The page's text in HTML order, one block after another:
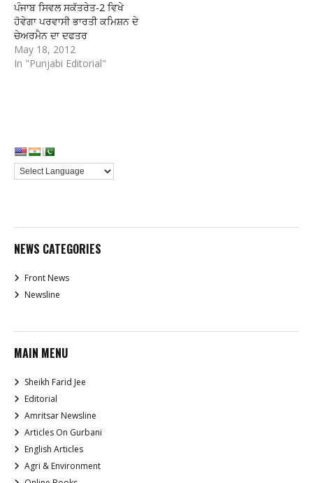
ਪੰਜਾਬ ਸਿਵਲ ਸਕੱਤਰੇਤ-2 ਵਿਖੇ
ਹੋਵੇਗਾ ਪਰਵਾਸੀ ਭਾਰਤੀ ਕਮਿਸ਼ਨ ਦੇ
ਚੇਅਰਮੈਨ ਦਾ ਦਫਤਰ
May 18, 2012
In "Punjabi Editorial"
NEWS CATEGORIES
Front News
Newsline
MAIN MENU
Sheikh Farid Jee
Editorial
Amritsar Newsline
Articles On Gurbani
English Articles
Agri & Environment